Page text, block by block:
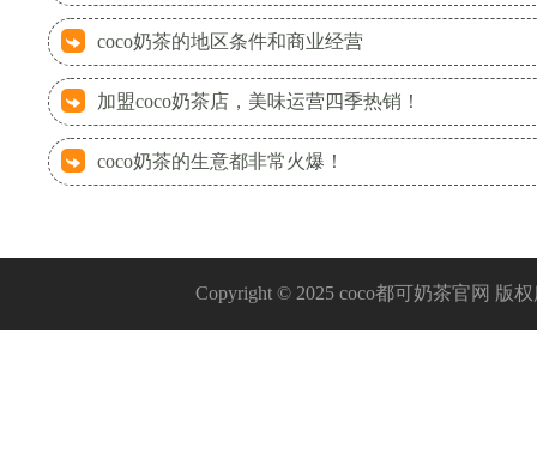
coco奶茶的地区条件和商业经营
加盟coco奶茶店，美味运营四季热销！
coco奶茶的生意都非常火爆！
Copyright © 2025 coco都可奶茶官网 版